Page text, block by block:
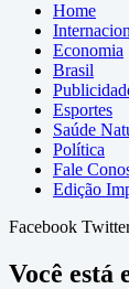
Home
Economia
Brasil
Esportes
Saúde
Política
Fale
Edição
Facebook
Você está